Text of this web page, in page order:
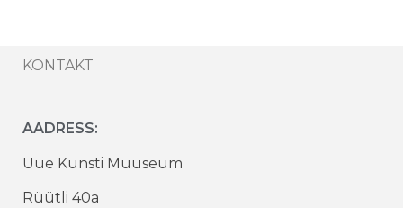
KONTAKT
AADRESS:
Uue Kunsti Muuseum
Rüütli 40a